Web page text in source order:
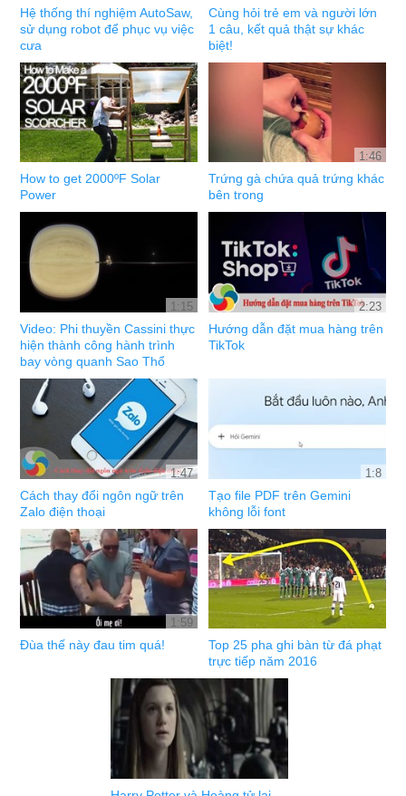
Hệ thống thí nghiệm AutoSaw,
sử dụng robot để phục vụ việc
cưa
Cùng hỏi trẻ em và người lớn
1 câu, kết quả thật sự khác
biệt!
How to get 2000ºF Solar
Power
1:46
Trứng gà chứa quả trứng khác
bên trong
1:15
Video: Phi thuyền Cassini thực
hiện thành công hành trình
bay vòng quanh Sao Thổ
2:23
Hướng dẫn đặt mua hàng trên
TikTok
1:47
Cách thay đổi ngôn ngữ trên
Zalo điện thoại
1:8
Tạo file PDF trên Gemini
không lỗi font
1:59
Đùa thế này đau tim quá!
Top 25 pha ghi bàn từ đá phạt
trực tiếp năm 2016